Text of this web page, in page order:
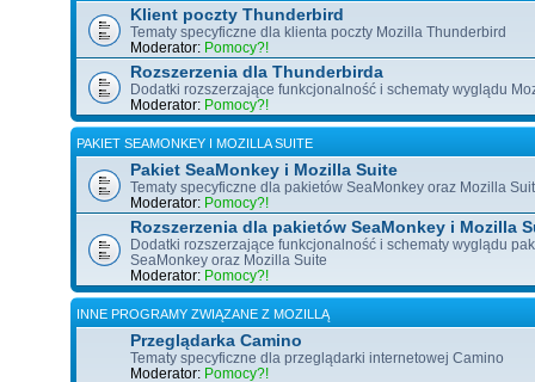
Klient poczty Thunderbird
Tematy specyficzne dla klienta poczty Mozilla Thunderbird
Moderator: Pomocy?!
Rozszerzenia dla Thunderbirda
Dodatki rozszerzające funkcjonalność i schematy wyglądu
Moderator: Pomocy?!
PAKIET SEAMONKEY I MOZILLA SUITE
Pakiet SeaMonkey i Mozilla Suite
Tematy specyficzne dla pakietów SeaMonkey oraz Mozilla
Moderator: Pomocy?!
Rozszerzenia dla pakietów SeaMonkey i Mozilla
Dodatki rozszerzające funkcjonalność i schematy wyglądu
SeaMonkey oraz Mozilla Suite
Moderator: Pomocy?!
INNE PROGRAMY ZWIĄZANE Z MOZILLĄ
Przeglądarka Camino
Tematy specyficzne dla przeglądarki internetowej Camino
Moderator: Pomocy?!